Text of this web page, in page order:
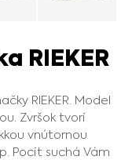
RIEKER
RIEKER. Model
Zvršok tvorí
vnútornou
Pocit suchá Vám